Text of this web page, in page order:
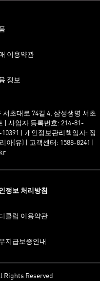
이용약관
정보
초대로 74길 4, 삼성생명 서초
| 사업자 등록번호: 214-81-
| 개인정보관리책임자: 장
(유) | 고객센터: 1588-8241 |
정보 처리방침
클럽 이용약관
지급보증안내
Rights Reserved